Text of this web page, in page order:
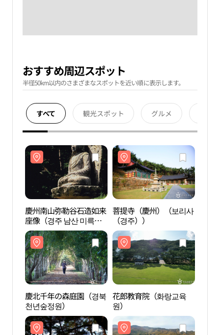
おすすめ周辺スポット
半径50km以内のさまざまなスポットを近い順に表示します。
すべて 観光スポット グルメ
慶州南山弥勒谷石造如来
座像（경주 남산 미륵곡
석조여래좌상）
菩提寺（慶州）（보리사
（경주））
慶北千年の森庭園（경북
천년숲정원）
花郎教育院（화랑교육
원）